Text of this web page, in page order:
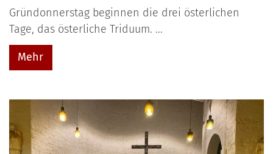
Gründonnerstag beginnen die drei österlichen
Tage, das österliche Triduum. ...
Mehr